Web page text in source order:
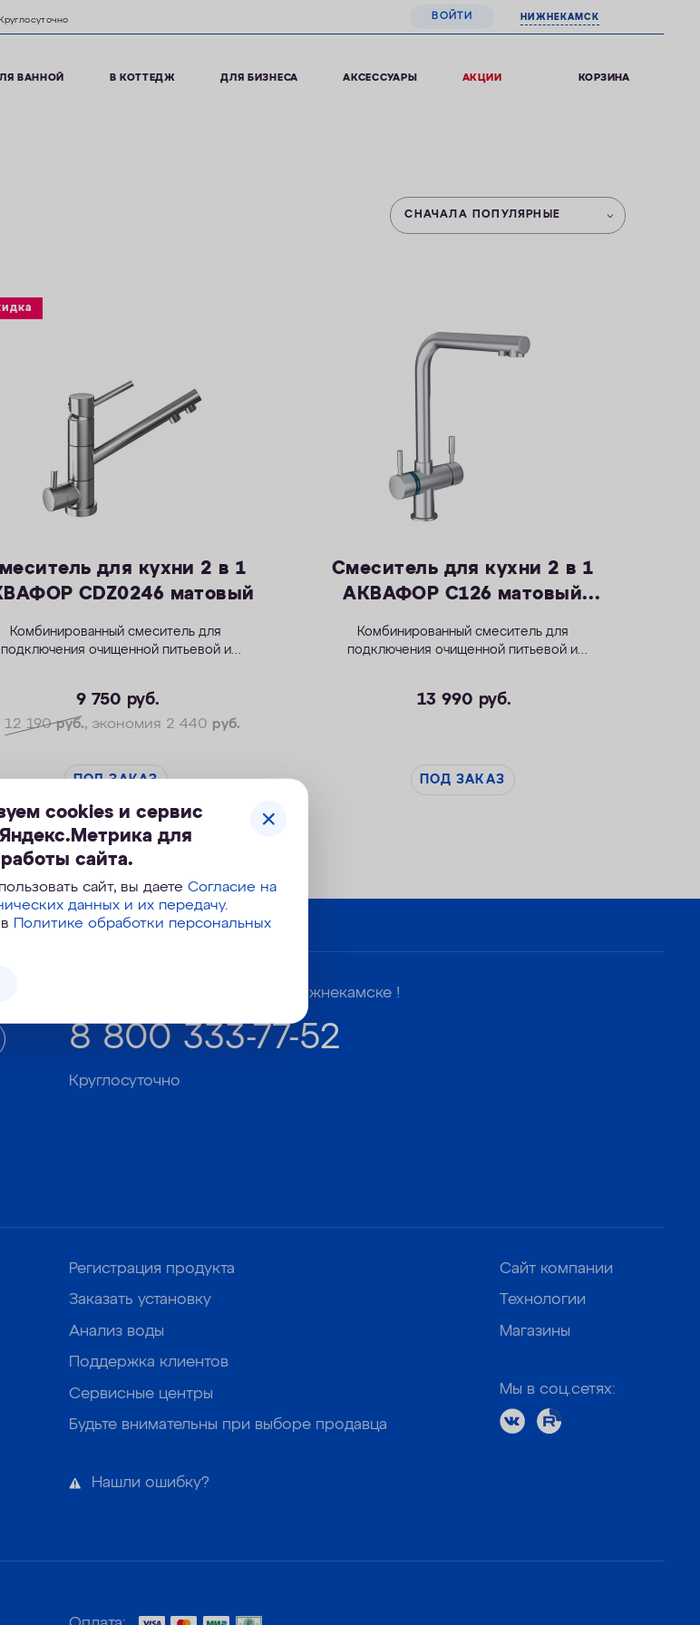
Круглосуточно ВОЙТИ НИЖНЕКАМСК
ВАННОЙ В КОТТЕДЖ ДЛЯ БИЗНЕСА АКСЕССУАРЫ АКЦИИ КОРЗИНА
СНАЧАЛА ПОПУЛЯРНЫЕ
для кухни 2 в 1
CDZ0246 матовый
Комбинированный смеситель для
подключения очищенной питьевой и
9 750 руб.
12 190руб., экономия 2 440 руб.
ПОД ЗАКАЗ
Смеситель для кухни 2 в 1
АКВАФОР С126 матовый
Комбинированный смеситель для
подключения очищенной питьевой и
13 990 руб.
ПОД ЗАКАЗ
cookies и сервис
для
сайта.
сайт, вы даете Согласие на
данных и их передачу.
Политике обработки персональных
Корзина №994-184
Звоните, подберем фильтр в Нижнекамске !
8 800 333-77-52
Круглосуточно
Регистрация продукта
Заказать установку
Анализ воды
Поддержка клиентов
Сервисные центры
Будьте внимательны при выборе продавца
Нашли ошибку?
Сайт компании
Технологии
Магазины
Мы в соц.сетях: